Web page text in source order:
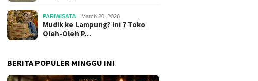
PARIWISATA March 20, 2026
Mudik ke Lampung? Ini 7 Toko
Oleh-Oleh P…
BERITA POPULER MINGGU INI